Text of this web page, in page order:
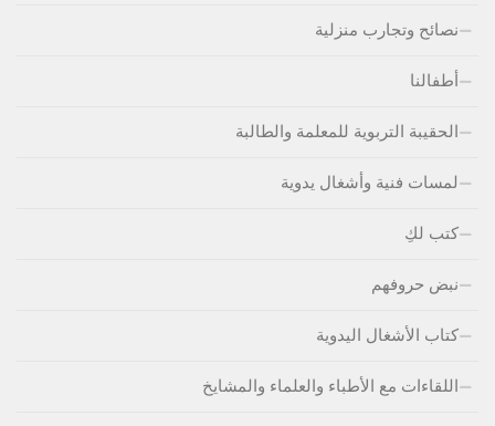
نصائح وتجارب منزلية
أطفالنا
الحقيبة التربوية للمعلمة والطالبة
لمسات فنية وأشغال يدوية
كتب لكِ
نبض حروفهم
كتاب الأشغال اليدوية
اللقاءات مع الأطباء والعلماء والمشايخ